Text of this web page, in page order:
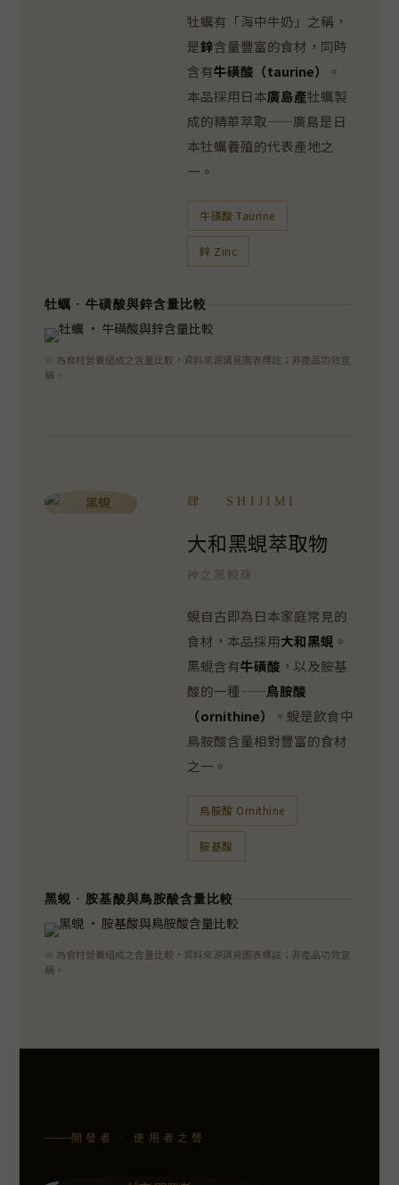
牡蠣有「海中牛奶」之稱，
是鋅含量豐富的食材，同時
含有牛磺酸（taurine）
。
本品採用日本廣島產牡蠣製
成的精華萃取——廣島是日
本牡蠣養殖的代表產地之
一。
牛磺酸 Taurine
鋅 Zinc
牡蠣 · 牛磺酸與鋅含量比較
※ 為食材營養組成之含量比較，資料來源請見圖表標註；非產品功效宣
稱。
肆 · SHIJIMI
大和黑蜆萃取物
神之黑蜆珠
蜆自古即為日本家庭常見的
食材，本品採用大和黑蜆 。
黑蜆含有牛磺酸 ，以及胺基
酸的一種——鳥胺酸
（ornithine）
。蜆是飲食中
鳥胺酸含量相對豐富的食材
之一。
鳥胺酸 Ornithine
胺基酸
黑蜆 · 胺基酸與鳥胺酸含量比較
※ 為食材營養組成之含量比較，資料來源請見圖表標註；非產品功效宣
稱。
開發者 · 使用者之聲